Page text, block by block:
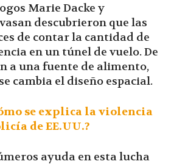
Marie Dacke y
descubrieron que las
de contar la cantidad de
en un túnel de vuelo. De
a una fuente de alimento,
cambia el diseño espacial.
se explica la violencia
de EE.UU.?
ayuda en esta lucha